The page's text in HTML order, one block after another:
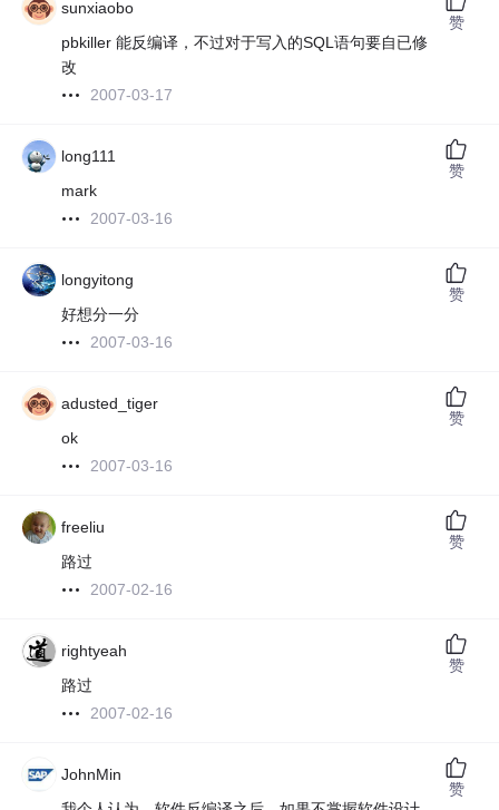
sunxiaobo
pbkiller 能反编译，不过对于写入的SQL语句要自已修
改
2007-03-17
赞
long111
mark
2007-03-16
赞
longyitong
好想分一分
2007-03-16
赞
adusted_tiger
ok
2007-03-16
赞
freeliu
路过
2007-02-16
赞
rightyeah
路过
2007-02-16
赞
JohnMin
赞